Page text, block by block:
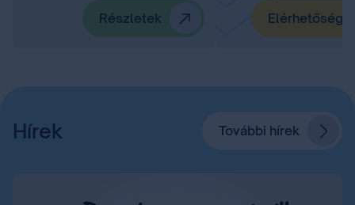
Részletek
Hírek További hírek